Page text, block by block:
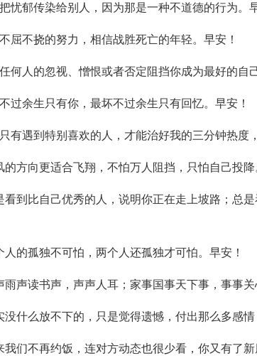
忧郁传染给别人，因为那是一种不道德的行为。
屈不挠的努力，相信战胜死亡的年轻。早安！
何人的忽视、憎恨或者否定阻挡你成为最好的自
过余生只有你，最坏不过余生只有回忆。早安！
有遇到特别喜欢的人，才能治好我的三分钟热度
的方向更适合飞翔，不怕万人阻挡，只怕自己投降
看到比自己优秀的人，说明你正在走上坡路；总
人的孤独不可怕，两个人还孤独才可怕。早安！
雨声读书声，声声人耳；家事国事天下事，事事关
没什么放不下的，只是觉得遗憾，付出那么多感
我们不再约饭，连对方动态也很少看，你又有了